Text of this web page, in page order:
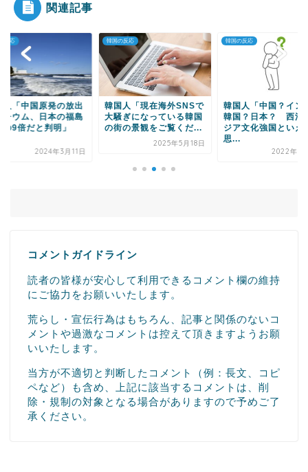
Powered by livedoor 相互RSS
関連記事
反応
人「中国原発の放出
チウム、日本の福島
の9倍だと判明」
2024年3月11日
韓国の反応
韓国人「現在海外SNSで
大騒ぎになっている韓国
の街の景観をご覧くだ...
2025年5月18日
韓国の反応
韓国人「中国？イン
韓国？日本？ 西洋
ジア文化強国といえ
思...
2022年5
コメントガイドライン
読者の皆様が安心して利用できるコメント欄の維持
にご協力をお願いいたします。
荒らし・宣伝行為はもちろん、記事と関係のないコ
メントや過激なコメントは控えて頂きますようお願
いいたします。
当方が不適切と判断したコメント（例：長文、コピ
ペなど）も含め、上記に該当するコメントは、削
除・規制の対象となる場合がありますので予めご了
承ください。